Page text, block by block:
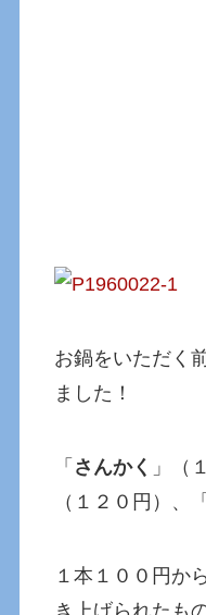
お鍋をいただく
ました！
「 さんかく 」（
（１２０円）、「
１本１００円か
き上げられたも